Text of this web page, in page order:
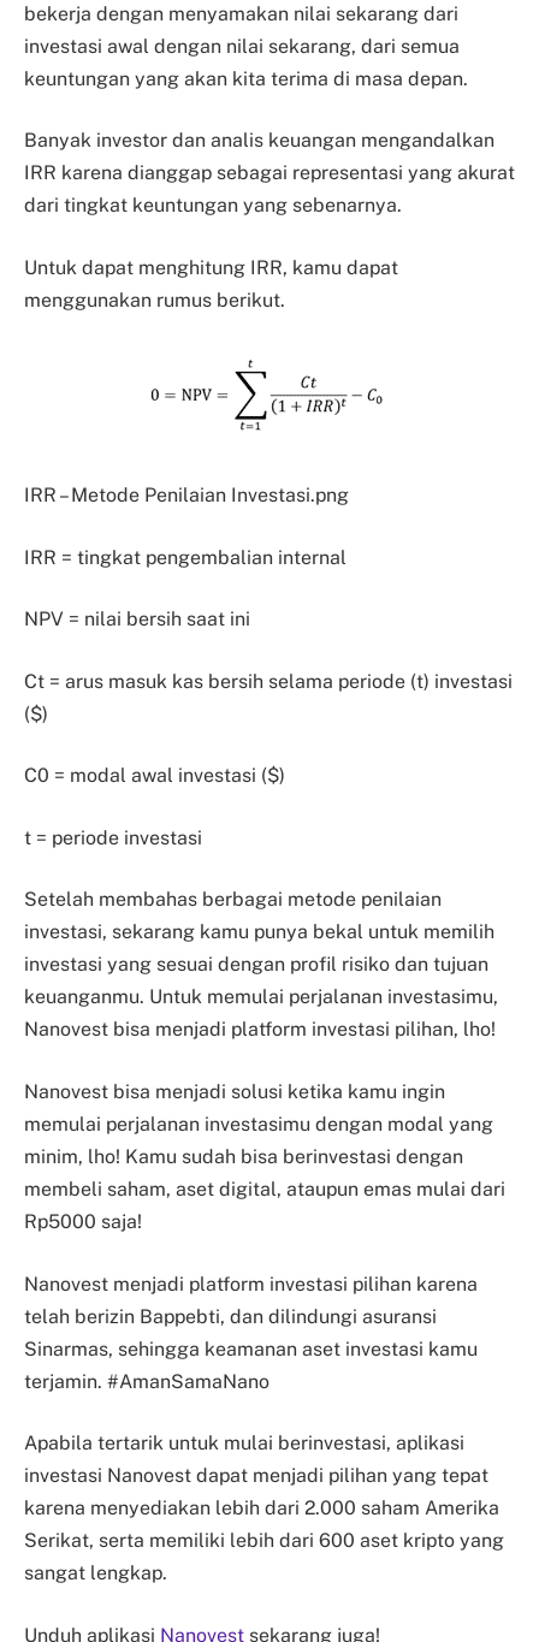
bekerja dengan menyamakan nilai sekarang dari
investasi awal dengan nilai sekarang, dari semua
keuntungan yang akan kita terima di masa depan.
Banyak investor dan analis keuangan mengandalkan
IRR karena dianggap sebagai representasi yang akurat
dari tingkat keuntungan yang sebenarnya.
Untuk dapat menghitung IRR, kamu dapat
menggunakan rumus berikut.
IRR – Metode Penilaian Investasi.png
IRR = tingkat pengembalian internal
NPV = nilai bersih saat ini
Ct = arus masuk kas bersih selama periode (t) investasi
($)
C0 = modal awal investasi ($)
t = periode investasi
Setelah membahas berbagai metode penilaian
investasi, sekarang kamu punya bekal untuk memilih
investasi yang sesuai dengan profil risiko dan tujuan
keuanganmu. Untuk memulai perjalanan investasimu,
Nanovest bisa menjadi platform investasi pilihan, lho!
Nanovest bisa menjadi solusi ketika kamu ingin
memulai perjalanan investasimu dengan modal yang
minim, lho! Kamu sudah bisa berinvestasi dengan
membeli saham, aset digital, ataupun emas mulai dari
Rp5000 saja!
Nanovest menjadi platform investasi pilihan karena
telah berizin Bappebti, dan dilindungi asuransi
Sinarmas, sehingga keamanan aset investasi kamu
terjamin. #AmanSamaNano
Apabila tertarik untuk mulai berinvestasi, aplikasi
investasi Nanovest dapat menjadi pilihan yang tepat
karena menyediakan lebih dari 2.000 saham Amerika
Serikat, serta memiliki lebih dari 600 aset kripto yang
sangat lengkap.
Unduh aplikasi Nanovest sekarang juga!